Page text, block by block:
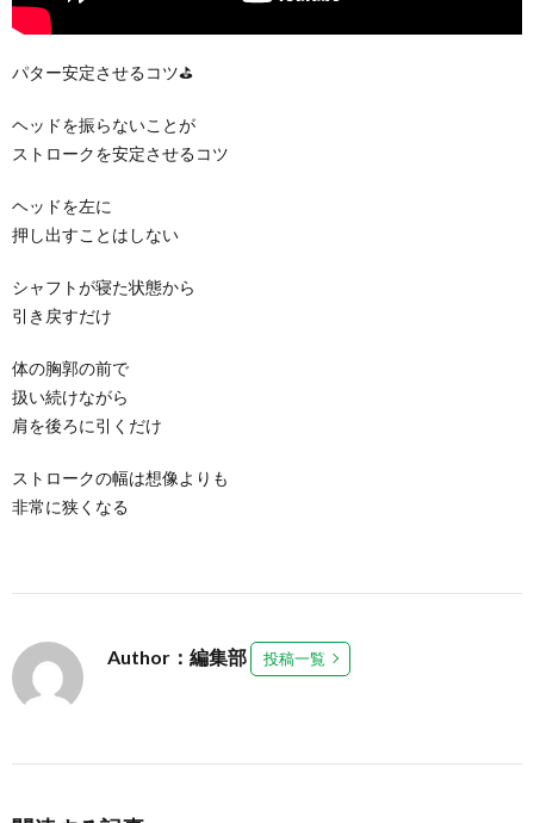
パター安定させるコツ⛳️
ヘッドを振らないことが
ストロークを安定させるコツ
ヘッドを左に
押し出すことはしない
シャフトが寝た状態から
引き戻すだけ
体の胸郭の前で
扱い続けながら
肩を後ろに引くだけ
ストロークの幅は想像よりも
非常に狭くなる
Author：編集部 投稿一覧